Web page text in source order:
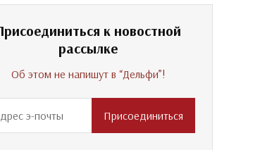
к новостной
рассылке
Об этом не напишут в “Дельфи”!
Присоединиться